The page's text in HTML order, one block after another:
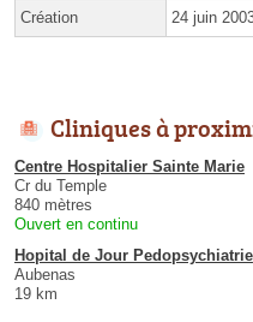
Création 24 juin
Cliniques à
Centre Hospitalier Sainte Marie
Cr du Temple
840 mètres
Ouvert en continu
Hopital de Jour Pedopsychiatrie
Aubenas
19 km